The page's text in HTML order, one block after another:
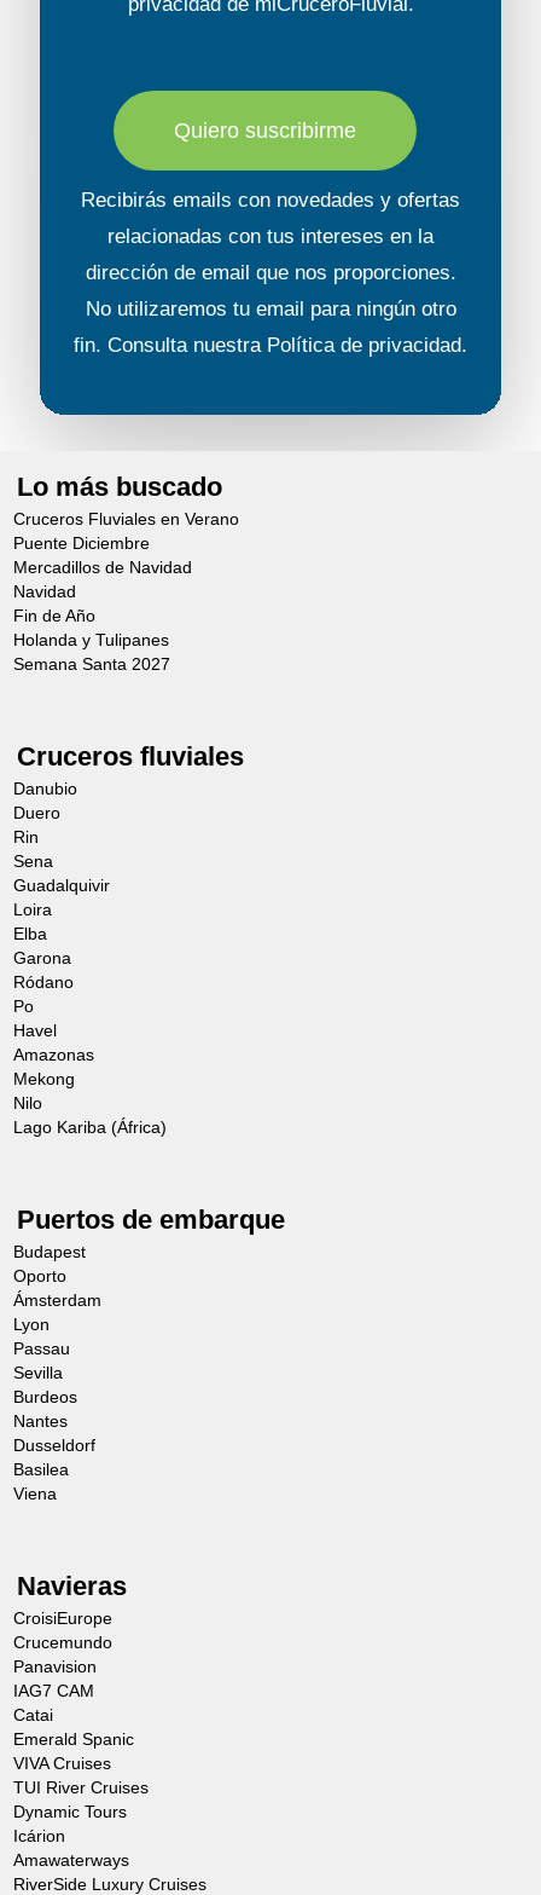
Quiero suscribirme
Recibirás emails con novedades y ofertas
relacionadas con tus intereses en la
dirección de email que nos proporciones.
No utilizaremos tu email para ningún otro
fin. Consulta nuestra Política de privacidad.
Lo más buscado
Cruceros Fluviales en Verano
Puente Diciembre
Mercadillos de Navidad
Navidad
Fin de Año
Holanda y Tulipanes
Semana Santa 2027
Cruceros fluviales
Danubio
Duero
Rin
Sena
Guadalquivir
Loira
Elba
Garona
Ródano
Po
Havel
Amazonas
Mekong
Nilo
Lago Kariba (África)
Puertos de embarque
Budapest
Oporto
Ámsterdam
Lyon
Passau
Sevilla
Burdeos
Nantes
Dusseldorf
Basilea
Viena
Navieras
CroisiEurope
Crucemundo
Panavision
IAG7 CAM
Catai
Emerald Spanic
VIVA Cruises
TUI River Cruises
Dynamic Tours
Icárion
Amawaterways
RiverSide Luxury Cruises